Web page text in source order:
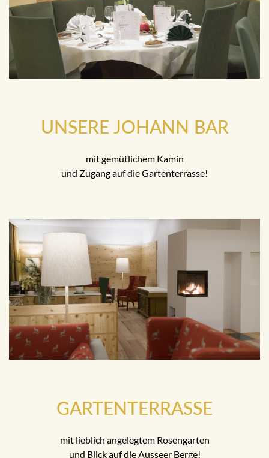
UNSERE JOHANN BAR
mit gemütlichem Kamin
und Zugang auf die Gartenterrasse!
GARTENTERRASSE
mit lieblich angelegtem Rosengarten
und Blick auf die Ausseer Berge!